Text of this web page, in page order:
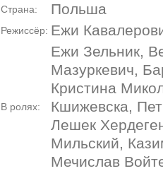
Страна: Польша
Режиссёр: Ежи
В ролях:
Ежи Зельник,
Мазуркевич,
Кристина
Кшижевска,
Лешек
Мильский,
Мечислав